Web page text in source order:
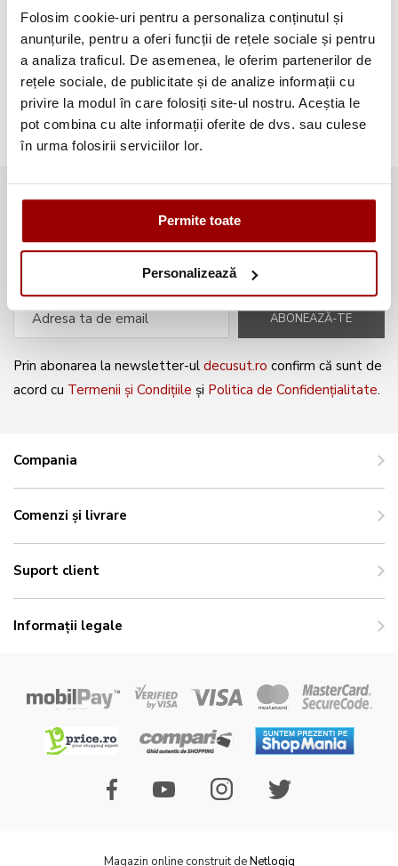
Folosim cookie-uri pentru a personaliza conținutul și
anunțurile, pentru a oferi funcții de rețele sociale și pentru
a analiza traficul. De asemenea, le oferim partenerilor de
rețele sociale, de publicitate și de analize informații cu
privire la modul în care folosiți site-ul nostru. Aceștia le
pot combina cu alte informații oferite de dvs. sau culese
în urma folosirii serviciilor lor.
Permite toate
Personalizează
Evenimente (66)
Broderii gratuite(103)
Abonează-te la newsletter și fii
mereu la curent cu noile produse și
oferte speciale!
ABONEAZĂ-TE
Prin abonarea la newsletter-ul decusut.ro confirm că sunt de
acord cu Termenii și Condițiile și Politica de Confidențialitate.
Compania
Comenzi și livrare
Suport client
Informații legale
Magazin online construit deNetlogiq